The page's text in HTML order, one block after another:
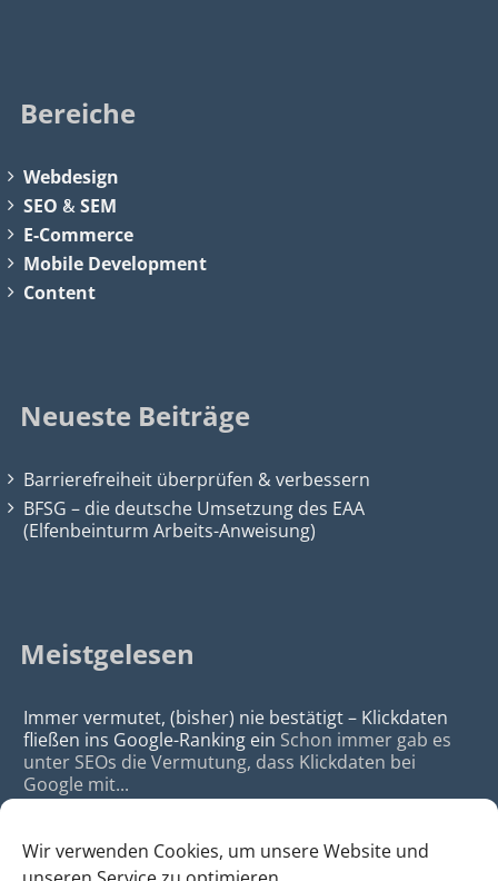
Wir verwenden Cookies, um unsere Website und
Bereiche
Webdesign
SEO &SEM
E-Commerce
Mobile Development
Content
Neueste Beiträge
Barrierefreiheit überprüfen & verbessern
BFSG – die deutsche Umsetzung des EAA
(Elfenbeinturm Arbeits-Anweisung)
Meistgelesen
Immer vermutet, (bisher) nie bestätigt – Klickdaten
fließen ins Google-Ranking ein Schon immer gab es
unter SEOs die Vermutung, dass Klickdaten bei
Google mit...